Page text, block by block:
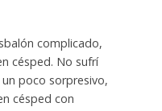
complicado,
césped. No sufrí
poco sorpresivo,
césped con